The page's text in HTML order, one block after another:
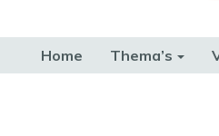
Home Thema’s